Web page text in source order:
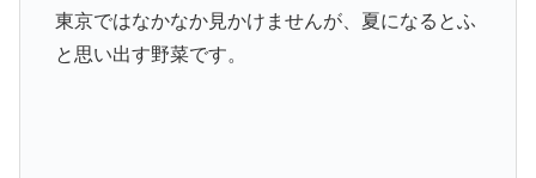
東京ではなかなか見かけませんが、夏になるとふ
と思い出す野菜です。